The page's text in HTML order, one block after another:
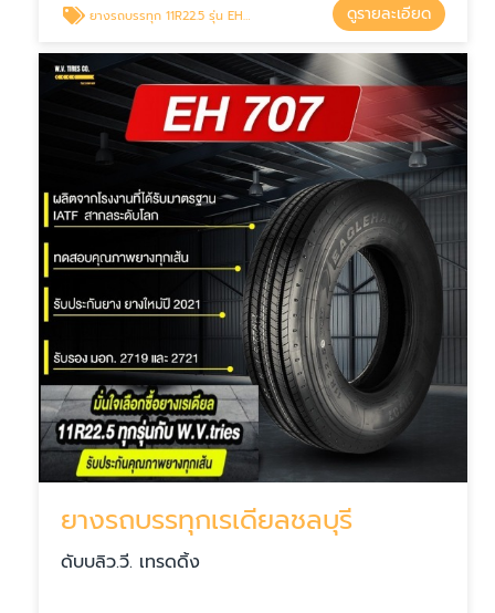
ยางรถบรรทุก 11R22.5 รุ่น EH701 ดูรายละเอียด
ยางรถบรรทุกเรเดียลชลบุรี
ดับบลิว.วี. เทรดดิ้ง